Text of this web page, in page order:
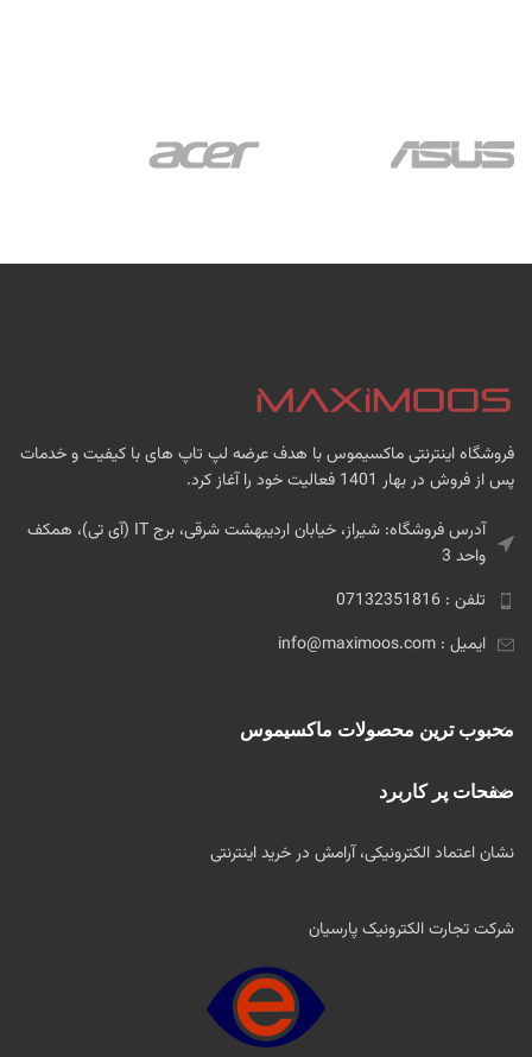
فروشگاه اینترنتی ماکسیموس با هدف عرضه لپ تاپ های با کیفیت و خدمات
پس از فروش در بهار 1401 فعالیت خود را آغاز کرد.
آدرس فروشگاه: شیراز، خیابان اردیبهشت شرقی، برج IT (آی تی)، همکف
واحد 3
تلفن : 07132351816
ایمیل : info@maximoos.com
محبوب ترین محصولات ماکسیموس
صفحات پر کاربرد
نشان اعتماد الکترونیکی، آرامش در خرید اینترنتی
شرکت تجارت الکترونیک پارسیان